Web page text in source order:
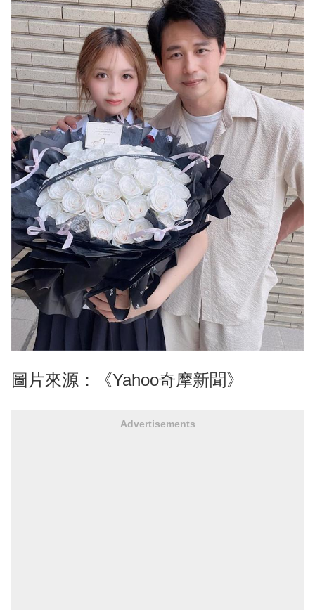
圖片來源：《Yahoo奇摩新聞》
Advertisements